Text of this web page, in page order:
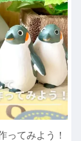
ってみよう！